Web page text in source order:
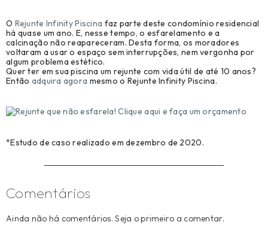
O Rejunte Infinity Piscina faz parte deste condomínio residencial
há quase um ano. E, nesse tempo, o esfarelamento e a
calcinação não reapareceram. Desta forma, os moradores
voltaram a usar o espaço sem interrupções, nem vergonha por
algum problema estético.
Quer ter em sua piscina um rejunte com vida útil de até 10 anos?
Então adquira agora mesmo o Rejunte Infinity Piscina.
*Estudo de caso realizado em dezembro de 2020.
Comentários
Ainda não há comentários. Seja o primeiro a comentar.